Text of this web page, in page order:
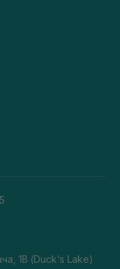
1В (Duck's Lake)